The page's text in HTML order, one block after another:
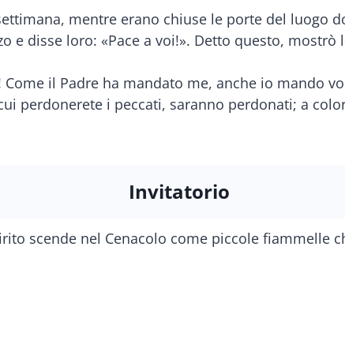
mentre erano chiuse le porte del luogo
e disse loro: «Pace a voi!». Detto questo,
il Padre ha mandato me, anche io mando
perdonerete i peccati, saranno perdonati; a
Invitatorio